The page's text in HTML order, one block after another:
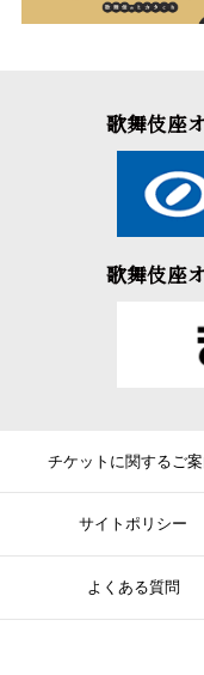
歌舞伎座
歌舞伎座
チケットに関するご
サイトポリシー
よくある質問